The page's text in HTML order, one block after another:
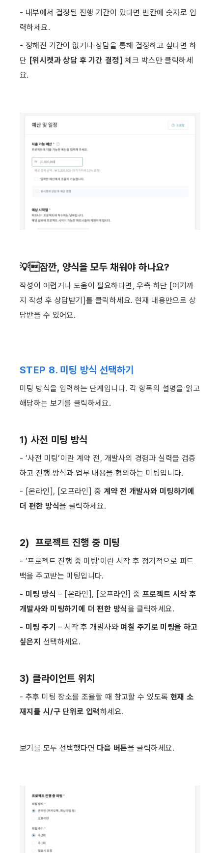
- 내부에서 결정된 진행 기간이 있다면 빈칸에 숫자로 입
력하세요.
- 정해진 기간이 없거나 상담을 통해 결정하고 싶다면 하
단 [위시켓과 상담 후 기간 결정] 체크 박스만 클릭하세
요. ​
💡잠깐, 양식을 모두 채워야 하나요?
작성이 어렵거나 도움이 필요하다면, 우측 하단 [여기까
지 작성 후 상담받기]를 클릭하세요. 현재 내용만으로 상
담받을 수 있어요. ​
STEP 8. 미팅 방식 선택하기
미팅 방식을 입력하는 단계입니다. 각 항목의 설명을 읽고
해당하는 보기를 클릭하세요. ​
1) 사전 미팅 방식
- ’사전 미팅’이란 계약 전, 개발사의 경험과 실력을 검증
하고 진행 방식과 업무 내용을 협의하는 미팅입니다.
- [온라인], [오프라인] 중 계약 전 개발사와 미팅하기에
더 편한 방식을 클릭하세요. ​
2)  프로젝트 진행 중 미팅
- ’프로젝트 진행 중 미팅’이란 시작 후 정기적으로 피드
백을 주고받는 미팅입니다.
- 미팅 방식 – [온라인], [오프라인] 중 프로젝트 시작 후
개발사와 미팅하기에 더 편한 방식을 클릭하세요.
- 미팅 주기 – 시작 후 개발사와 며칠 주기로 미팅을 하고
싶은지 선택하세요. ​
3) 클라이언트 위치
- 추후 미팅 장소를 조율할 때 참고할 수 있도록 현재 소
재지를 시/구 단위로 입력하세요. ​
보기를 모두 선택했다면 다음 버튼을 클릭하세요. ​